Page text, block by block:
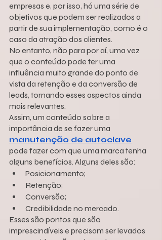
empresas e, por isso, há uma série de
objetivos que podem ser realizados a
partir de sua implementação, como é o
caso da atração dos clientes.
No entanto, não para por aí, uma vez
que o conteúdo pode ter uma
influência muito grande do ponto de
vista da retenção e da conversão de
leads, tornando esses aspectos ainda
mais relevantes.
Assim, um conteúdo sobre a
importância de se fazer uma
manutenção de autoclave
pode fazer com que uma marca tenha
alguns benefícios. Alguns deles são:
Posicionamento;
Retenção;
Conversão;
Credibilidade no mercado.
Esses são pontos que são
imprescindíveis e precisam ser levados